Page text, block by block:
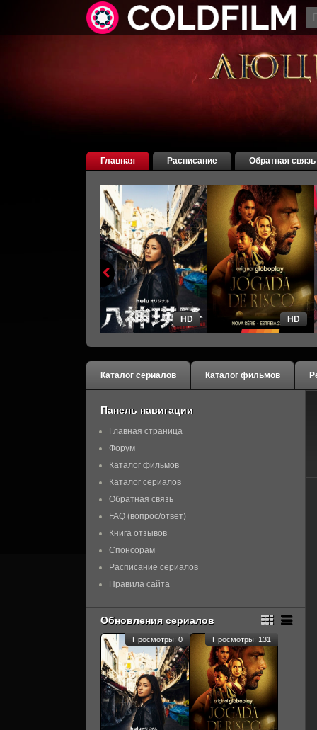
Главная Расписание Обратная связь
HD HD
Каталог сериалов Каталог фильмов
Панель навигации
Главная страница
Форум
Каталог фильмов
Каталог сериалов
Обратная связь
FAQ (вопрос/ответ)
Книга отзывов
Спонсорам
Расписание сериалов
Правила сайта
Обновления сериалов
Просмотры: 0 Просмотры: 131